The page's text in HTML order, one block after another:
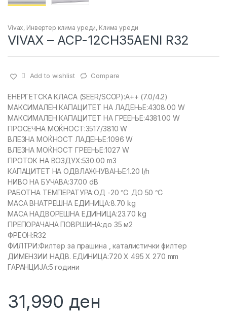
Vivax, Инвертер клима уреди, Клима уреди
VIVAX – ACP-12CH35AENI R32
Add to wishlist Compare
ЕНЕРГЕТСКА КЛАСА (SEER/SCOP):A++ (7.0/4.2)
МАКСИМАЛЕН КАПАЦИТЕТ НА ЛАДЕЊЕ:4308.00 W
МАКСИМАЛЕН КАПАЦИТЕТ НА ГРЕЕЊЕ:4381.00 W
ПРОСЕЧНА МОЌНОСТ:3517/3810 W
ВЛЕЗНА МОЌНОСТ ЛАДЕЊЕ:1096 W
ВЛЕЗНА МОЌНОСТ ГРЕЕЊЕ:1027 W
ПРОТОК НА ВОЗДУХ:530.00 m3
КАПАЦИТЕТ НА ОДВЛАЖНУВАЊЕ:1.20 l/h
НИВО НА БУЧАВА:37.00 dB
РАБОТНА ТЕМПЕРАТУРА:ОД -20 ℃ ДО 50 ℃
МАСА ВНАТРЕШНА ЕДИНИЦА:8.70 kg
МАСА НАДВОРЕШНА ЕДИНИЦА:23.70 kg
ПРЕПОРАЧАНА ПОВРШИНА:до 35 м2
ФРЕОН:R32
ФИЛТРИ:Филтер за прашина , каталистички филтер
ДИМЕНЗИИ НАДВ. ЕДИНИЦА:720 X 495 X 270 mm
ГАРАНЦИЈА:5 години
31,990 ден